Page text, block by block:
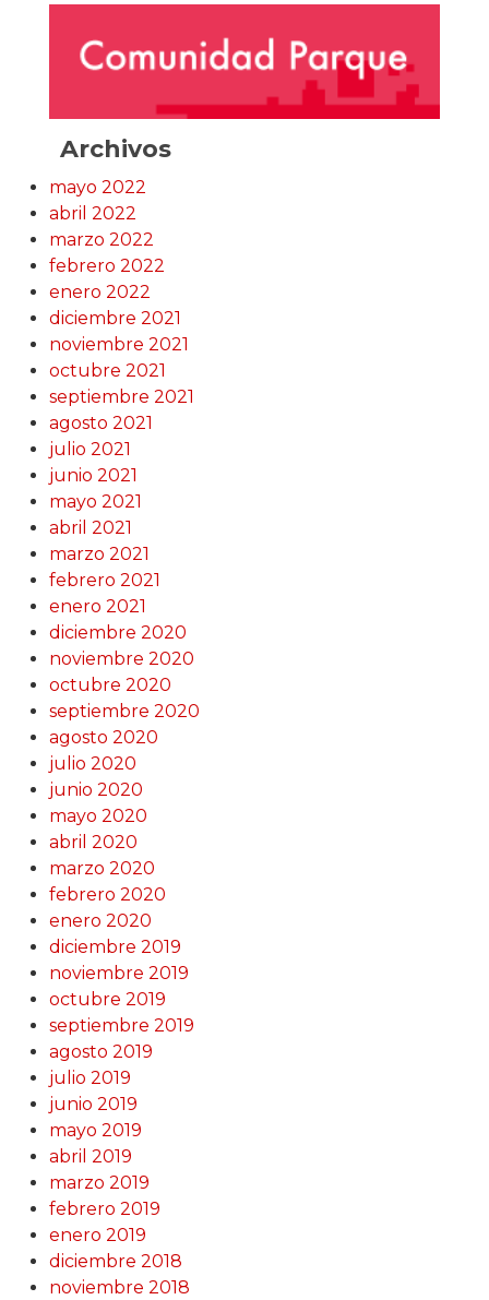
Archivos
mayo 2022
abril 2022
marzo 2022
febrero 2022
enero 2022
diciembre 2021
noviembre 2021
octubre 2021
septiembre 2021
agosto 2021
julio 2021
junio 2021
mayo 2021
abril 2021
marzo 2021
febrero 2021
enero 2021
diciembre 2020
noviembre 2020
octubre 2020
septiembre 2020
agosto 2020
julio 2020
junio 2020
mayo 2020
abril 2020
marzo 2020
febrero 2020
enero 2020
diciembre 2019
noviembre 2019
octubre 2019
septiembre 2019
agosto 2019
julio 2019
junio 2019
mayo 2019
abril 2019
marzo 2019
febrero 2019
enero 2019
diciembre 2018
noviembre 2018